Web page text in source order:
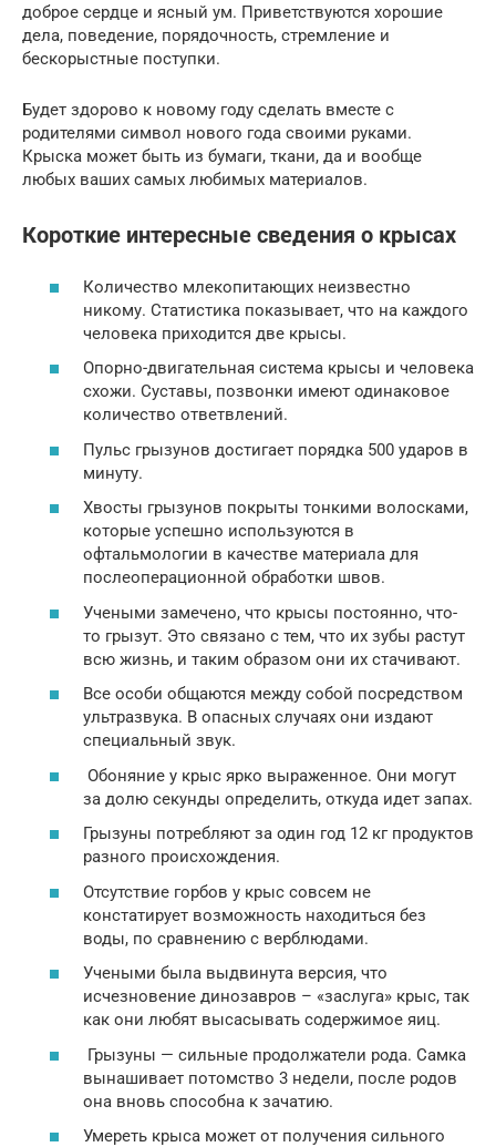
доброе сердце и ясный ум. Приветствуются хорошие
дела, поведение, порядочность, стремление и
бескорыстные поступки.
Будет здорово к новому году сделать вместе с
родителями символ нового года своими руками.
Крыска может быть из бумаги, ткани, да и вообще
любых ваших самых любимых материалов.
Короткие интересные сведения о крысах
Количество млекопитающих неизвестно
никому. Статистика показывает, что на каждого
человека приходится две крысы.
Опорно-двигательная система крысы и человека
схожи. Суставы, позвонки имеют одинаковое
количество ответвлений.
Пульс грызунов достигает порядка 500 ударов в
минуту.
Хвосты грызунов покрыты тонкими волосками,
которые успешно используются в
офтальмологии в качестве материала для
послеоперационной обработки швов.
Учеными замечено, что крысы постоянно, что-
то грызут. Это связано с тем, что их зубы растут
всю жизнь, и таким образом они их стачивают.
Все особи общаются между собой посредством
ультразвука. В опасных случаях они издают
специальный звук.
Обоняние у крыс ярко выраженное. Они могут
за долю секунды определить, откуда идет запах.
Грызуны потребляют за один год 12 кг продуктов
разного происхождения.
Отсутствие горбов у крыс совсем не
констатирует возможность находиться без
воды, по сравнению с верблюдами.
Учеными была выдвинута версия, что
исчезновение динозавров – «заслуга» крыс, так
как они любят высасывать содержимое яиц.
Грызуны — сильные продолжатели рода. Самка
вынашивает потомство 3 недели, после родов
она вновь способна к зачатию.
Умереть крыса может от получения сильного